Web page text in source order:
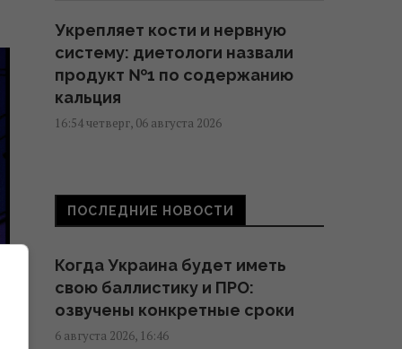
Укрепляет кости и нервную
систему: диетологи назвали
продукт №1 по содержанию
кальция
16:54 четверг, 06 августа 2026
достопримечательности будут
работать дольше: какой новый
16:50 четверг, 06 августа 2026
Этот фильм 2010 года признали
ПОСЛЕДНИЕ НОВОСТИ
Когда Украина будет иметь
свою баллистику и ПРО:
озвучены конкретные сроки
6 августа 2026, 16:46